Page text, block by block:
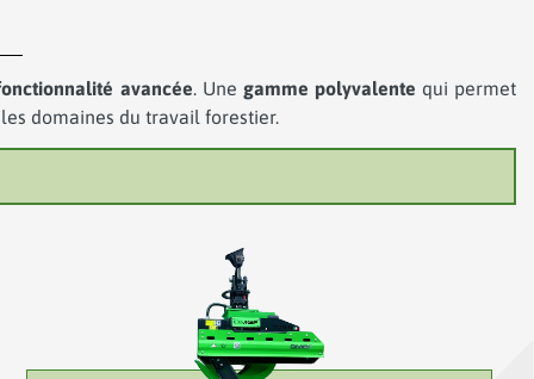
avancée. Une gamme polyvalente qui permet
domaines du travail forestier.